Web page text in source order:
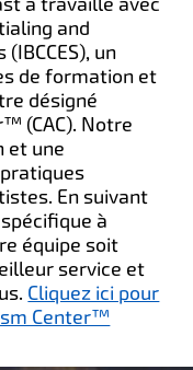
and
un
de formation et
désigné
(CAC). Notre
et une
En suivant
à
équipe soit
service et
Cliquez ici pour
Center™